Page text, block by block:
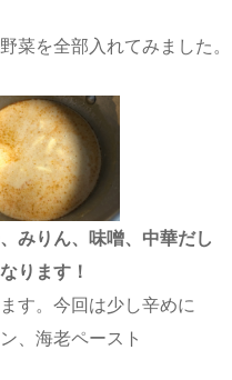
菜を全部入れてみました。
みりん、味噌、中華だし
ります！
す。今回は少し辛めに
、海老ペースト